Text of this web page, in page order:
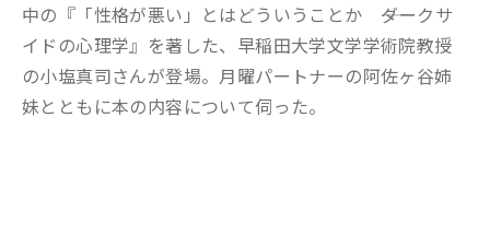
中の『「性格が悪い」とはどういうことか ――ダークサ
イドの心理学』を著した、早稲田大学文学学術院教授
の小塩真司さんが登場。月曜パートナーの阿佐ヶ谷姉
妹とともに本の内容について伺った。